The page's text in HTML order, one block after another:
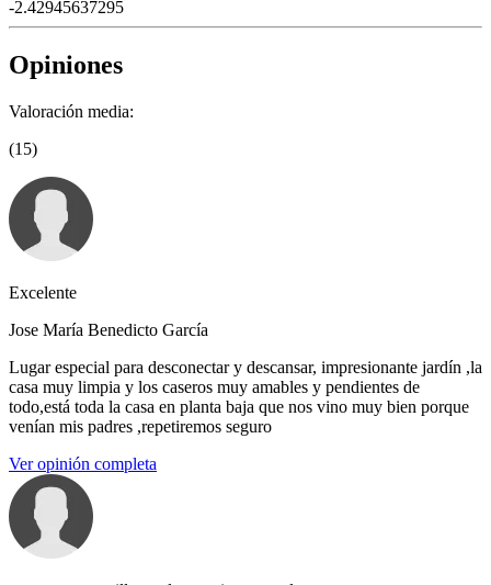
-2.42945637295
Opiniones
Valoración media:
(15)
Excelente
Jose María Benedicto García
Lugar especial para desconectar y descansar, impresionante jardín ,la
casa muy limpia y los caseros muy amables y pendientes de
todo,está toda la casa en planta baja que nos vino muy bien porque
venían mis padres ,repetiremos seguro
Ver opinión completa